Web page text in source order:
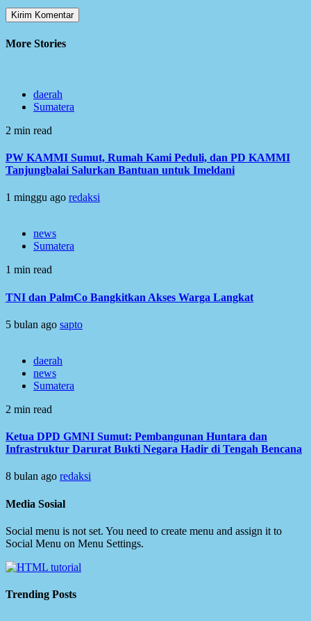
More Stories
daerah
Sumatera
2 min read
PW KAMMI Sumut, Rumah Kami Peduli, dan PD KAMMI
Tanjungbalai Salurkan Bantuan untuk Imeldani
1 minggu ago redaksi
news
Sumatera
1 min read
TNI dan PalmCo Bangkitkan Akses Warga Langkat
5 bulan ago sapto
daerah
news
Sumatera
2 min read
Ketua DPD GMNI Sumut: Pembangunan Huntara dan
Infrastruktur Darurat Bukti Negara Hadir di Tengah Bencana
8 bulan ago redaksi
Media Sosial
Social menu is not set. You need to create menu and assign it to
Social Menu on Menu Settings.
Trending Posts